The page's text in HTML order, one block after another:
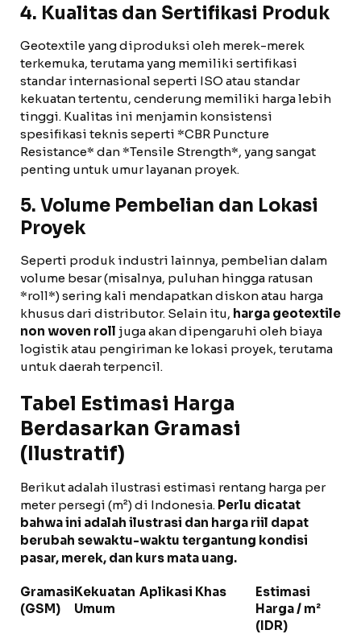
4. Kualitas dan Sertifikasi Produk
Geotextile yang diproduksi oleh merek-merek
terkemuka, terutama yang memiliki sertifikasi
standar internasional seperti ISO atau standar
kekuatan tertentu, cenderung memiliki harga lebih
tinggi. Kualitas ini menjamin konsistensi
spesifikasi teknis seperti *CBR Puncture
Resistance* dan *Tensile Strength*, yang sangat
penting untuk umur layanan proyek.
5. Volume Pembelian dan Lokasi
Proyek
Seperti produk industri lainnya, pembelian dalam
volume besar (misalnya, puluhan hingga ratusan
*roll*) sering kali mendapatkan diskon atau harga
khusus dari distributor. Selain itu, harga geotextile
non woven roll juga akan dipengaruhi oleh biaya
logistik atau pengiriman ke lokasi proyek, terutama
untuk daerah terpencil.
Tabel Estimasi Harga
Berdasarkan Gramasi
(Ilustratif)
Berikut adalah ilustrasi estimasi rentang harga per
meter persegi (m²) di Indonesia. Perlu dicatat
bahwa ini adalah ilustrasi dan harga riil dapat
berubah sewaktu-waktu tergantung kondisi
pasar, merek, dan kurs mata uang.
Gramasi
(GSM)
Kekuatan
Umum
Aplikasi Khas
Estimasi
Harga / m²
(IDR)